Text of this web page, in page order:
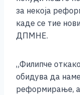
e
b
o
o
k
e
n
er
за некоја
каде се тие
ДПМНЕ.
„Филипче
обидува да
реформирање, а